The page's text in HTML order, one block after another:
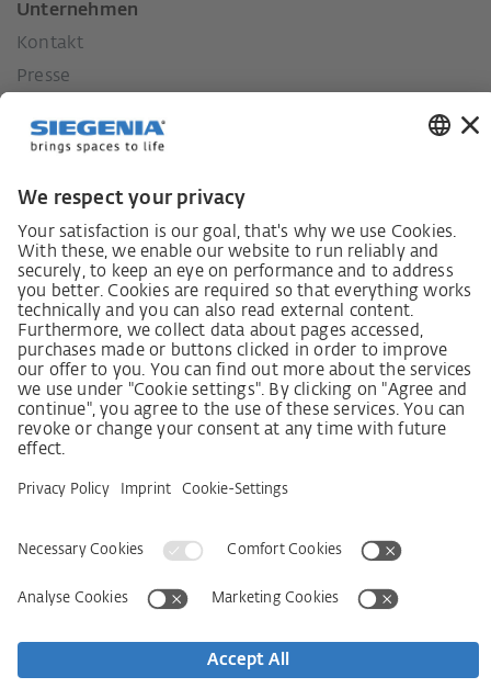
Unternehmen
Kontakt
Presse
Unsere Werte
Karriere
Lieferkettensorgfaltspflichtengesetz
Lieferantenkodex
Grundsatzerklärung Menschenrechtsstrategie
Erklärung zur Barrierefreiheit